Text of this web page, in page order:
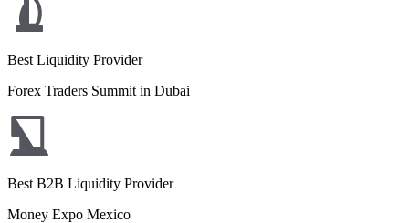
Best Liquidity Provider
Forex Traders Summit in Dubai
Best B2B Liquidity Provider
Money Expo Mexico